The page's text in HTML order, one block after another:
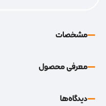
مشخصات
معرفی محصول
دیدگاه‌‌ها